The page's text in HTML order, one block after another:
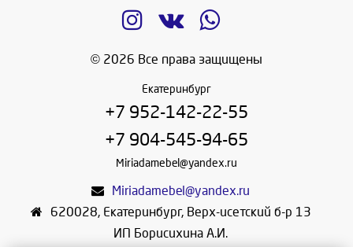
© 2026 Все права защищены
Екатеринбург
+7 952-142-22-55
+7 904-545-94-65
Miriadamebel@yandex.ru
Miriadamebel@yandex.ru
620028, Екатеринбург, Верх-исетский б-р 13
ИП Борисихина А.И.